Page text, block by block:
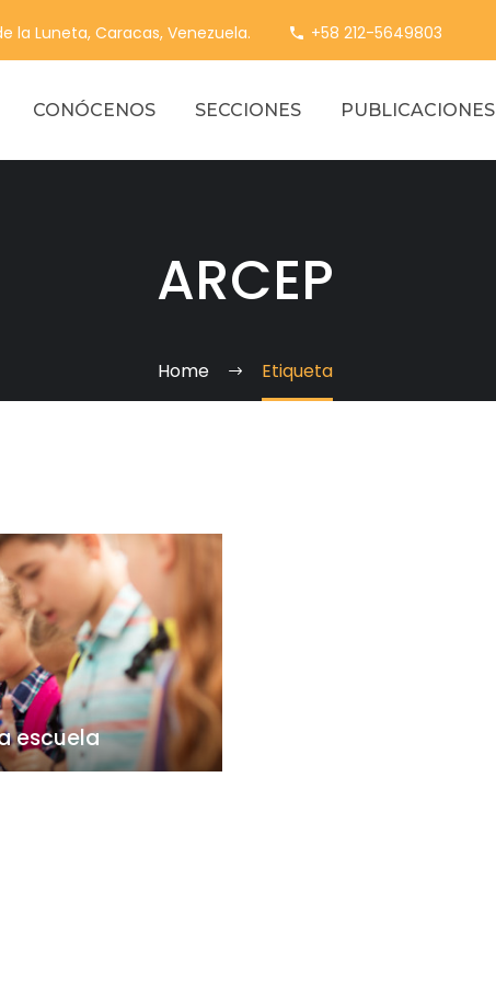
la Luneta, Caracas, Venezuela. +58 212-5649803
CONÓCENOS SECCIONES PUBLICACIONES
ARCEP
Home Etiqueta
escuela